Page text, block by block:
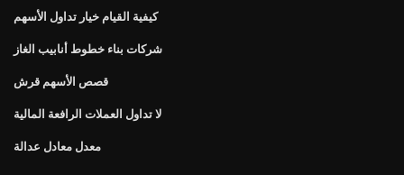
كيفية القيام خيار تداول الأسهم
شركات بناء خطوط أنابيب الغاز
قصص الأسهم قرش
لا تداول العملات الرافعة المالية
معدل معادل عدالة